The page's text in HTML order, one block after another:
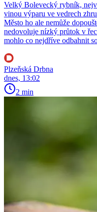
Velký Bolevecký rybník,
vinou výparu ve vedrech
Město ho ale nemůže
nedovoluje nízký průtok v
mohlo co nejdříve odbahnit
Plzeňská Drbna
dnes, 13:02
2 min